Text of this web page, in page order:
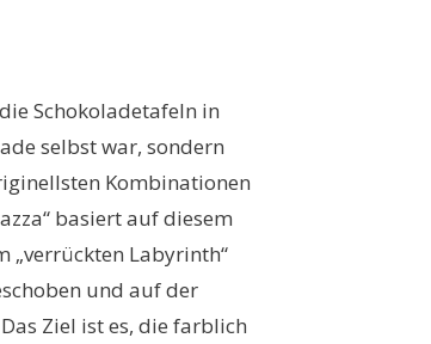
Schokoladetafeln in
selbst war, sondern
Kombinationen
basiert auf diesem
„verrückten Labyrinth“
und auf der
Ziel ist es, die farblich